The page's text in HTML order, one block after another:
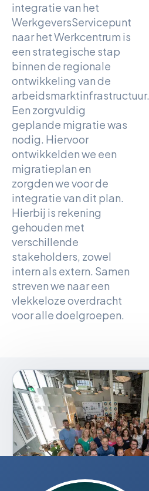
integratie van het
WerkgeversServicepunt
naar het Werkcentrum is
een strategische stap
binnen de regionale
ontwikkeling van de
arbeidsmarktinfrastructuur.
Een zorgvuldig
geplande migratie was
nodig. Hiervoor
ontwikkelden we een
migratieplan en
zorgden we voor de
integratie van dit plan.
Hierbij is rekening
gehouden met
verschillende
stakeholders, zowel
intern als extern. Samen
streven we naar een
vlekkeloze overdracht
voor alle doelgroepen.